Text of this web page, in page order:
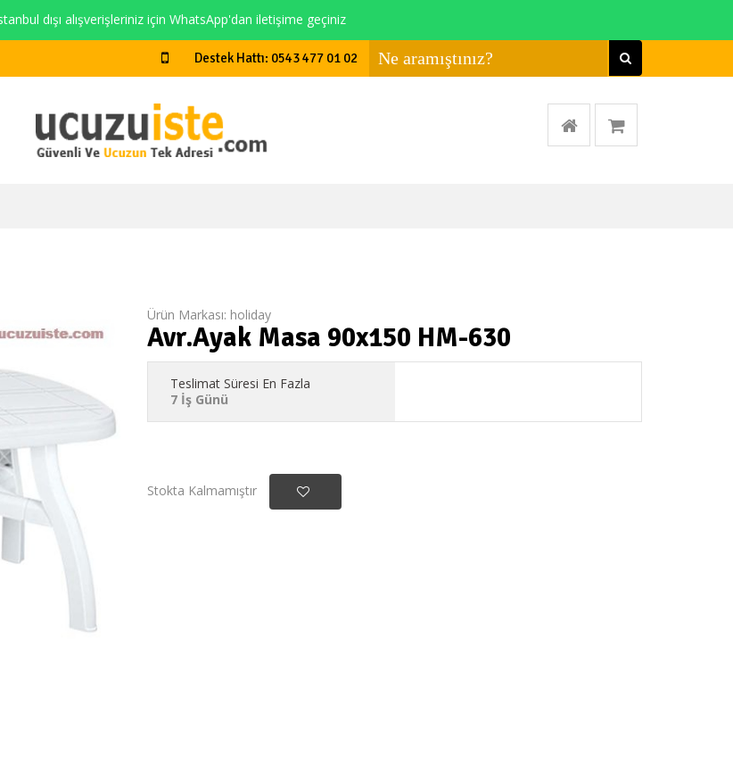
dışı alışverişleriniz için WhatsApp'dan iletişime geçiniz
Destek Hattı: 0543 477 01 02
Ürün Markası: holiday
Avr.Ayak Masa 90x150 HM-630
Teslimat Süresi En Fazla
7 İş Günü
Stokta Kalmamıştır